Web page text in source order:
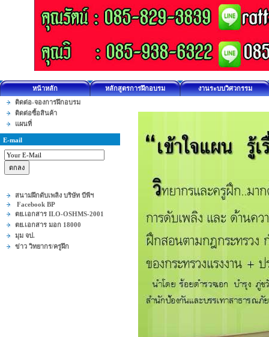
หน้าหลัก หลักสูตรการฝึกอบรม
งานระบบวิศวกรรม
ติดต่อ-จองการฝึกอบรม
ติดต่อซื้อสินค้า
แผนที่
E-mail
สนามฝึกดับเพลิง บริษัท บีพีฯ
Facebook BP
ตย.เอกสาร ILO-OSHMS-2001
ตย.เอกสาร มอก 18000
มุม จป.
ข่าว วิทยากร/ครูฝึก